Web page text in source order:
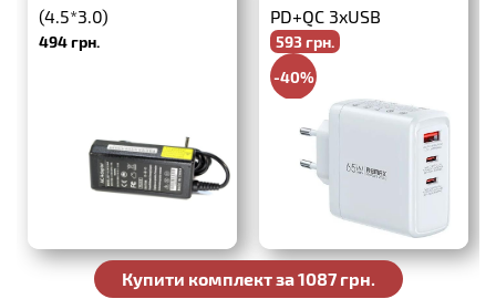
(4.5*3.0)
494 грн.
PD+QC 3xUSB
593 грн.
-40%
988 грн.
Купити комплект за 1087 грн.